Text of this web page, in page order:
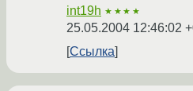
int19h ★★★★
25.05.2004 12:46:02
Ссылка